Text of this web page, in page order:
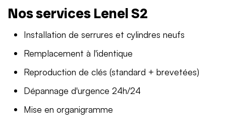
Nos services Lenel S2
Installation de serrures et cylindres neufs
Remplacement à l'identique
Reproduction de clés (standard + brevetées)
Dépannage d'urgence 24h/24
Mise en organigramme